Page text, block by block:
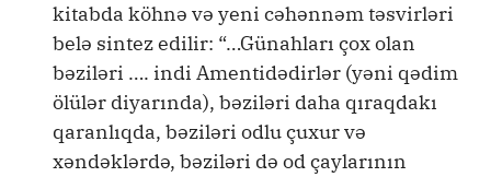
kitabda köhnə və yeni cəhənnəm təsvirləri
belə sintez edilir: “…Günahları çox olan
bəziləri …. indi Amentidədirlər (yəni qədim
ölülər diyarında), bəziləri daha qıraqdakı
qaranlıqda, bəziləri odlu çuxur və
xəndəklərdə, bəziləri də od çaylarının